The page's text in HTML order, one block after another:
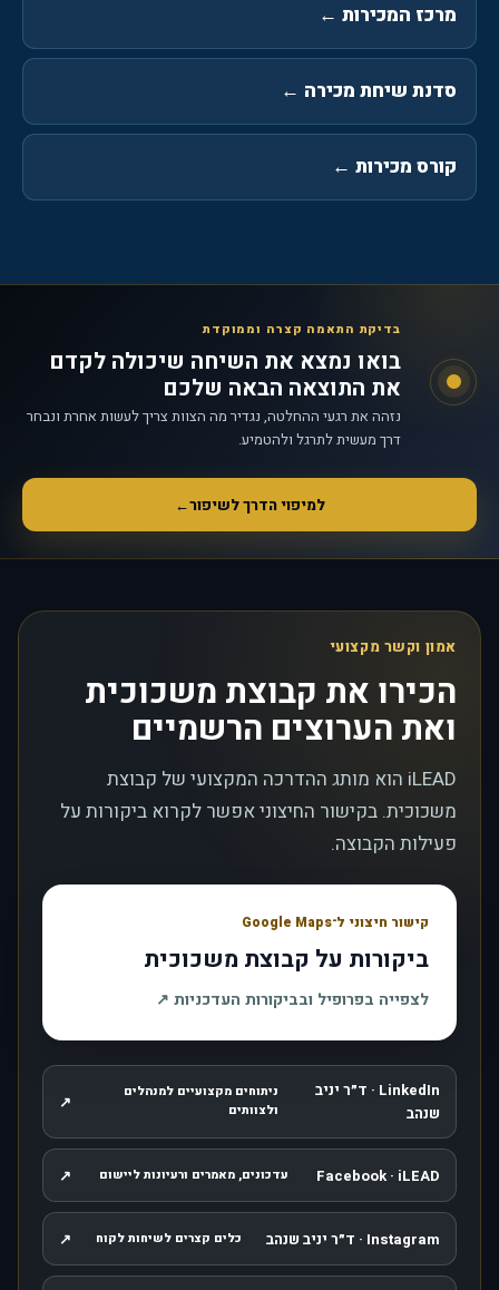
מרכז המכירות ←
סדנת שיחת מכירה ←
קורס מכירות ←
בדיקת התאמה קצרה וממוקדת
בואו נמצא את השיחה שיכולה לקדם
את התוצאה הבאה שלכם
נזהה את רגעי ההחלטה, נגדיר מה הצוות צריך לעשות אחרת ונבחר
דרך מעשית לתרגל ולהטמיע.
למיפוי הדרך לשיפור←
אמון וקשר מקצועי
הכירו את קבוצת משכוכית
ואת הערוצים הרשמיים
iLEAD הוא מותג ההדרכה המקצועי של קבוצת
משכוכית. בקישור החיצוני אפשר לקרוא ביקורות על
פעילות הקבוצה.
קישור חיצוני ל־Google Maps
ביקורות על קבוצת משכוכית
לצפייה בפרופיל ובביקורות העדכניות ↗
LinkedIn · ד״ר יניב
שנהב
ניתוחים מקצועיים למנהלים
ולצוותים
↗ , נפתח בחלון חדש
Facebook · iLEAD עדכונים, מאמרים ורעיונות ליישום ↗ , נפתח בחלון חדש
Instagram · ד״ר יניב שנהב כלים קצרים לשיחות לקוח ↗ , נפתח בחלון חדש